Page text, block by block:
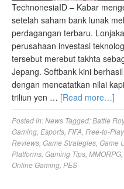
TechnonesiaID – Kabar
setelah saham bank lunak
perdagangan terbaru.
perusahaan investasi
tersebut merebut takhta
Jepang. Softbank kini
dengan mencatatkan nilai
triliun yen … [Read more…]
Posted in:News Tagged:Battle
Gaming Esports FIFA Free-to-
Reviews Game Strategies Game
Platforms Gaming Tips MMORPG
Online Gaming PES